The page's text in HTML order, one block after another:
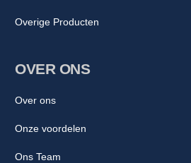
Overige Producten
OVER ONS
Over ons
Onze voordelen
Ons Team